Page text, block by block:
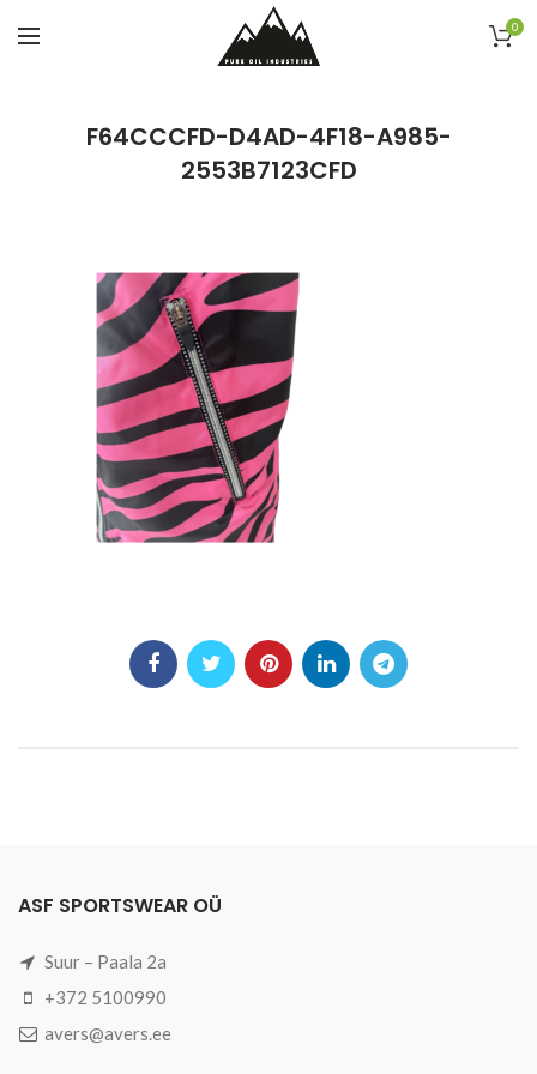
0
F64CCCFD-D4AD-4F18-A985-
2553B7123CFD
ASF SPORTSWEAR OÜ
Suur – Paala 2a
+372 5100990
avers@avers.ee